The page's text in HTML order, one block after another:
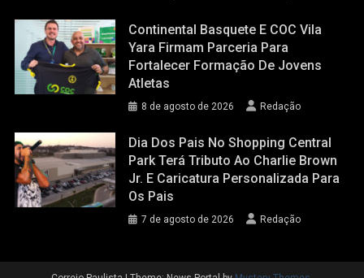
Continental Basquete E COC Vila
Yara Firmam Parceria Para
Fortalecer Formação De Jovens
Atletas
8 de agosto de 2026 Redação
Dia Dos Pais No Shopping Central
Park Terá Tributo Ao Charlie Brown
Jr. E Caricatura Personalizada Para
Os Pais
7 de agosto de 2026 Redação